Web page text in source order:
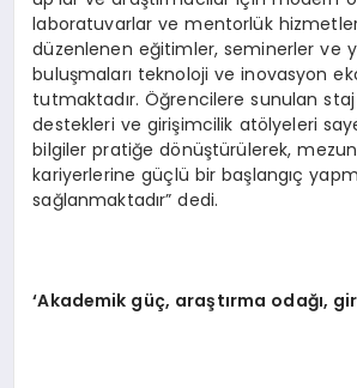
laboratuvarlar ve mentorlük
düzenlenen eğitimler, seminerler ve
buluşmaları teknoloji ve inovasyon
tutmaktadır. Öğrencilere sunulan staj
destekleri ve girişimcilik atölyeleri
bilgiler pratiğe dönüştürülerek,
kariyerlerine güçlü bir başlangıç
sağlanmaktadır” dedi.
‘Akademik güç, araştırma odağı,